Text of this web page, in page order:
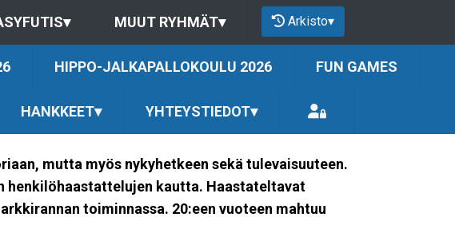
▾ MUUT RYHMÄT▾ Arkisto▾
HIPPO-JALKAPALLOKOULU 2026 FUN GAMES
HANKKEET▾ YHTEYSTIEDOT▾
mutta myös nykyhetkeen sekä tulevaisuuteen.
henkilöhaastattelujen kautta. Haastateltavat
toiminnassa. 20:een vuoteen mahtuu